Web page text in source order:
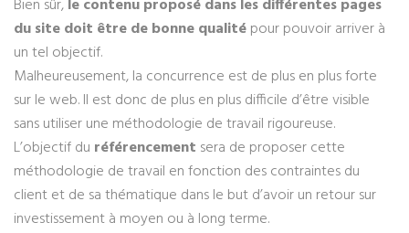
Bien sûr,le contenu proposé dans les différentes pages
du site doit être de bonne qualitépour pouvoir arriver à
un tel objectif.
Malheureusement, la concurrence est de plus en plus forte
sur le web. Il est donc de plus en plus difficile d’être visible
sans utiliser une méthodologie de travail rigoureuse.
L’objectif du référencement sera de proposer cette
méthodologie de travail en fonction des contraintes du
client et de sa thématique dans le but d’avoir un retour sur
investissement à moyen ou à long terme.